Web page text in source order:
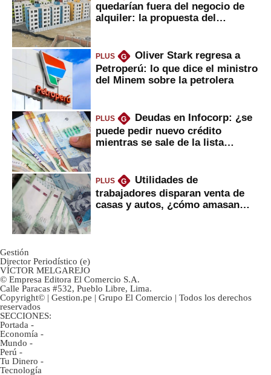
quedarían fuera del negocio de
alquiler: la propuesta del
PLUS G
Oliver Stark regresa a
Petroperú: lo que dice el ministro
del Minem sobre la petrolera
PLUS G
Deudas en Infocorp: ¿se
puede pedir nuevo crédito
mientras se sale de la lista
PLUS G
Utilidades de
trabajadores disparan venta de
casas y autos, ¿cómo amasan
Gestión
Director Periodístico (e)
VÍCTOR MELGAREJO
© Empresa Editora El Comercio S.A.
Calle Paracas #532, Pueblo Libre, Lima.
Copyright© | Gestion.pe | Grupo El Comercio | Todos los derechos
reservados
SECCIONES:
Portada -
Economía -
Mundo -
Perú -
Tu Dinero -
Tecnología